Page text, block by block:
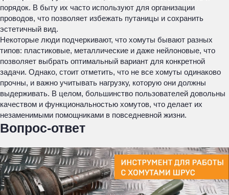
порядок. В быту их часто используют для организации
проводов, что позволяет избежать путаницы и сохранить
эстетичный вид.
Некоторые люди подчеркивают, что хомуты бывают разных
типов: пластиковые, металлические и даже нейлоновые, что
позволяет выбрать оптимальный вариант для конкретной
задачи. Однако, стоит отметить, что не все хомуты одинаково
прочны, и важно учитывать нагрузку, которую они должны
выдерживать. В целом, большинство пользователей довольны
качеством и функциональностью хомутов, что делает их
незаменимыми помощниками в повседневной жизни.
Вопрос-ответ